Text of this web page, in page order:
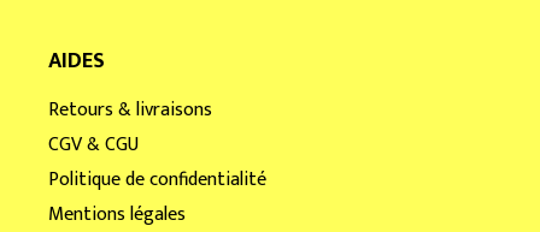
AIDES
Retours & livraisons
CGV & CGU
Politique de confidentialité
Mentions légales